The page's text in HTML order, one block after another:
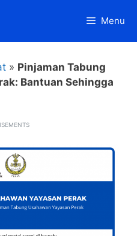
Menu
» Pinjaman Tabung
Bantuan Sehingga